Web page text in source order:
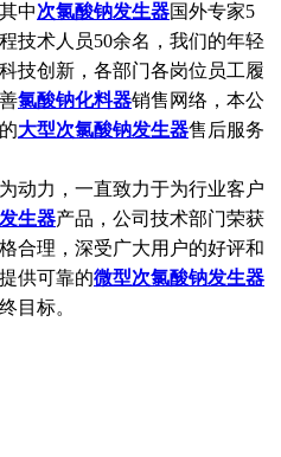
中次氯酸钠发生器国外专家5
技术人员50余名，我们的年轻
科技创新，各部门各岗位员工履
氯酸钠化料器销售网络，本公
大型次氯酸钠发生器售后服务
力，一直致力于为行业客户
生器产品，公司技术部门荣获
合理，深受广大用户的好评和
供可靠的微型次氯酸钠发生器
目标。